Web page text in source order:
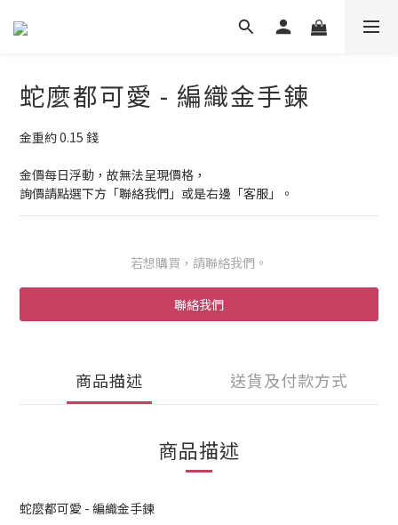
蛇麼都可愛 - 編織金手鍊
金重約 0.15 錢
金價每日浮動，故無法呈現價格，
詢價請點選下方「聯絡我們」或是右邊「客服」。
若想購買，請聯絡我們。
聯絡我們
商品描述 送貨及付款方式
商品描述
蛇麼都可愛 - 編織金手鍊